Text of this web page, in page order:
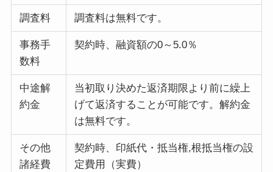
調査料 調査料は無料です。
事務手
数料
契約時、融資額の0～5.0％
中途解
約金
当初取り決めた返済期限より前に繰上
げて返済することが可能です。解約金
は無料です。
その他
諸経費
契約時、印紙代・抵当権,根抵当権の設
定費用（実費）